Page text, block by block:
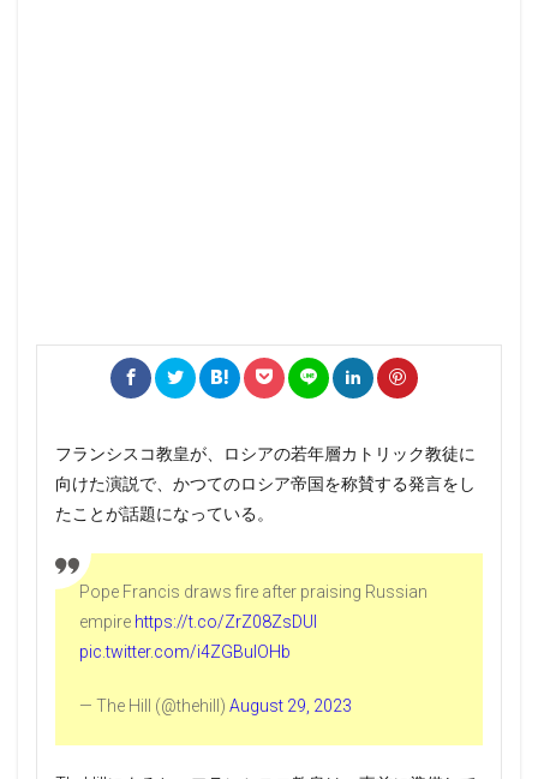
フランシスコ教皇が、ロシアの若年層カトリック教徒に
向けた演説で、かつてのロシア帝国を称賛する発言をし
たことが話題になっている。
Pope Francis draws fire after praising Russian
empire https://t.co/ZrZ08ZsDUI
pic.twitter.com/i4ZGBulOHb
— The Hill (@thehill) August 29, 2023